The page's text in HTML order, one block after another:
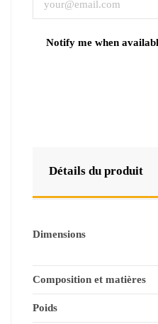
Détails du produit
Dimensions
Composition et matières
Poids